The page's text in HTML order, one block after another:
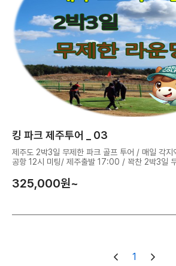
킹 파크 제주투어 _ 03
제주도 2박3일 무제한 파크 골프 투어 / 매일 각
공항 12시 미팅/ 제주출발 17:00 / 꽉찬 2박3일
325,000원~
1